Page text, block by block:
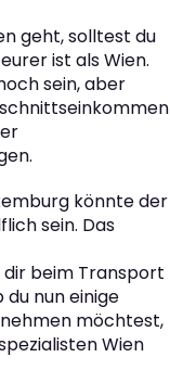
geht, solltest du
ist als Wien.
sein, aber
könnte der
sein. Das
dir beim Transport
nun einige
möchtest,
Wien